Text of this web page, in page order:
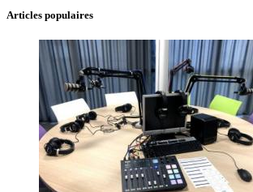
Articles populaires